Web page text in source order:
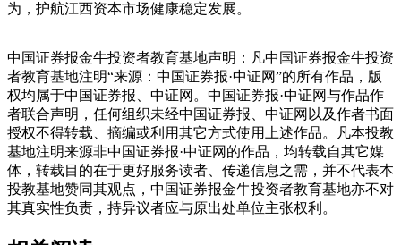
为，护航江西资本市场健康稳定发展。
中国证券报金牛投资者教育基地声明：凡中国证券报金牛投资
者教育基地注明“来源：中国证券报·中证网”的所有作品，版
权均属于中国证券报、中证网。中国证券报·中证网与作品作
者联合声明，任何组织未经中国证券报、中证网以及作者书面
授权不得转载、摘编或利用其它方式使用上述作品。凡本投教
基地注明来源非中国证券报·中证网的作品，均转载自其它媒
体，转载目的在于更好服务读者、传递信息之需，并不代表本
投教基地赞同其观点，中国证券报金牛投资者教育基地亦不对
其真实性负责，持异议者应与原出处单位主张权利。